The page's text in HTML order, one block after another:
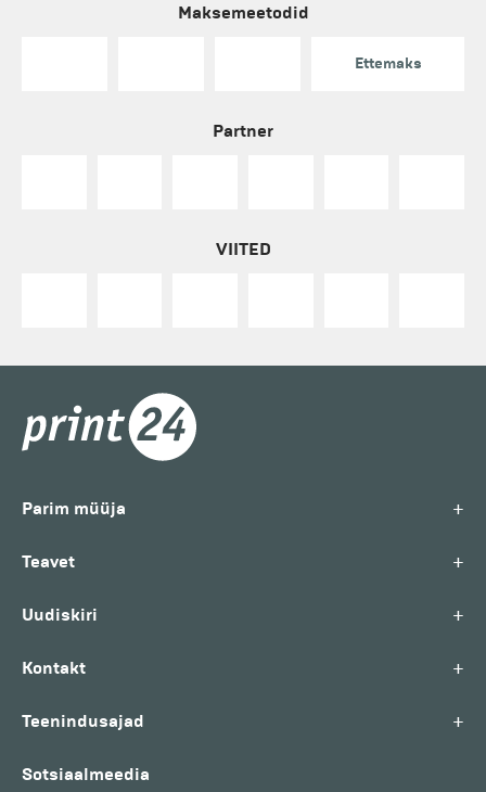
Maksemeetodid
Ettemaks
Partner
VIITED
Parim müüja +
Teavet +
Uudiskiri +
Kontakt +
Teenindusajad +
Sotsiaalmeedia